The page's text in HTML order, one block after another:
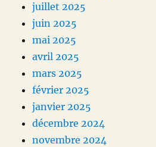
juillet 2025
juin 2025
mai 2025
avril 2025
mars 2025
février 2025
janvier 2025
décembre 2024
novembre 2024